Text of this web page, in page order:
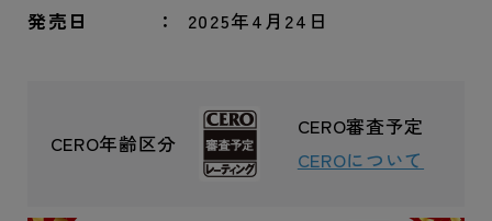
発売日 2025年4月24日
CERO年齢区分
CERO審査予定
CEROについて